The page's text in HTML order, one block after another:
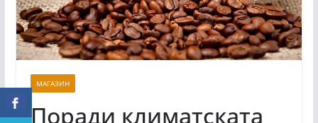
МАГАЗИН
Поради климатската